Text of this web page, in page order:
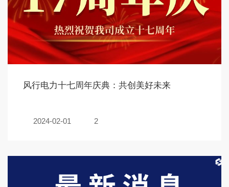
风行电力十七周年庆典：共创美好未来
2024-02-01 2